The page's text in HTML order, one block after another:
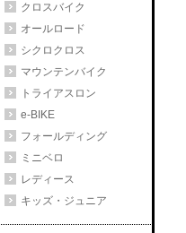
クロスバイク
オールロード
シクロクロス
マウンテンバイク
トライアスロン
e-BIKE
フォールディング
ミニベロ
レディース
キッズ・ジュニア